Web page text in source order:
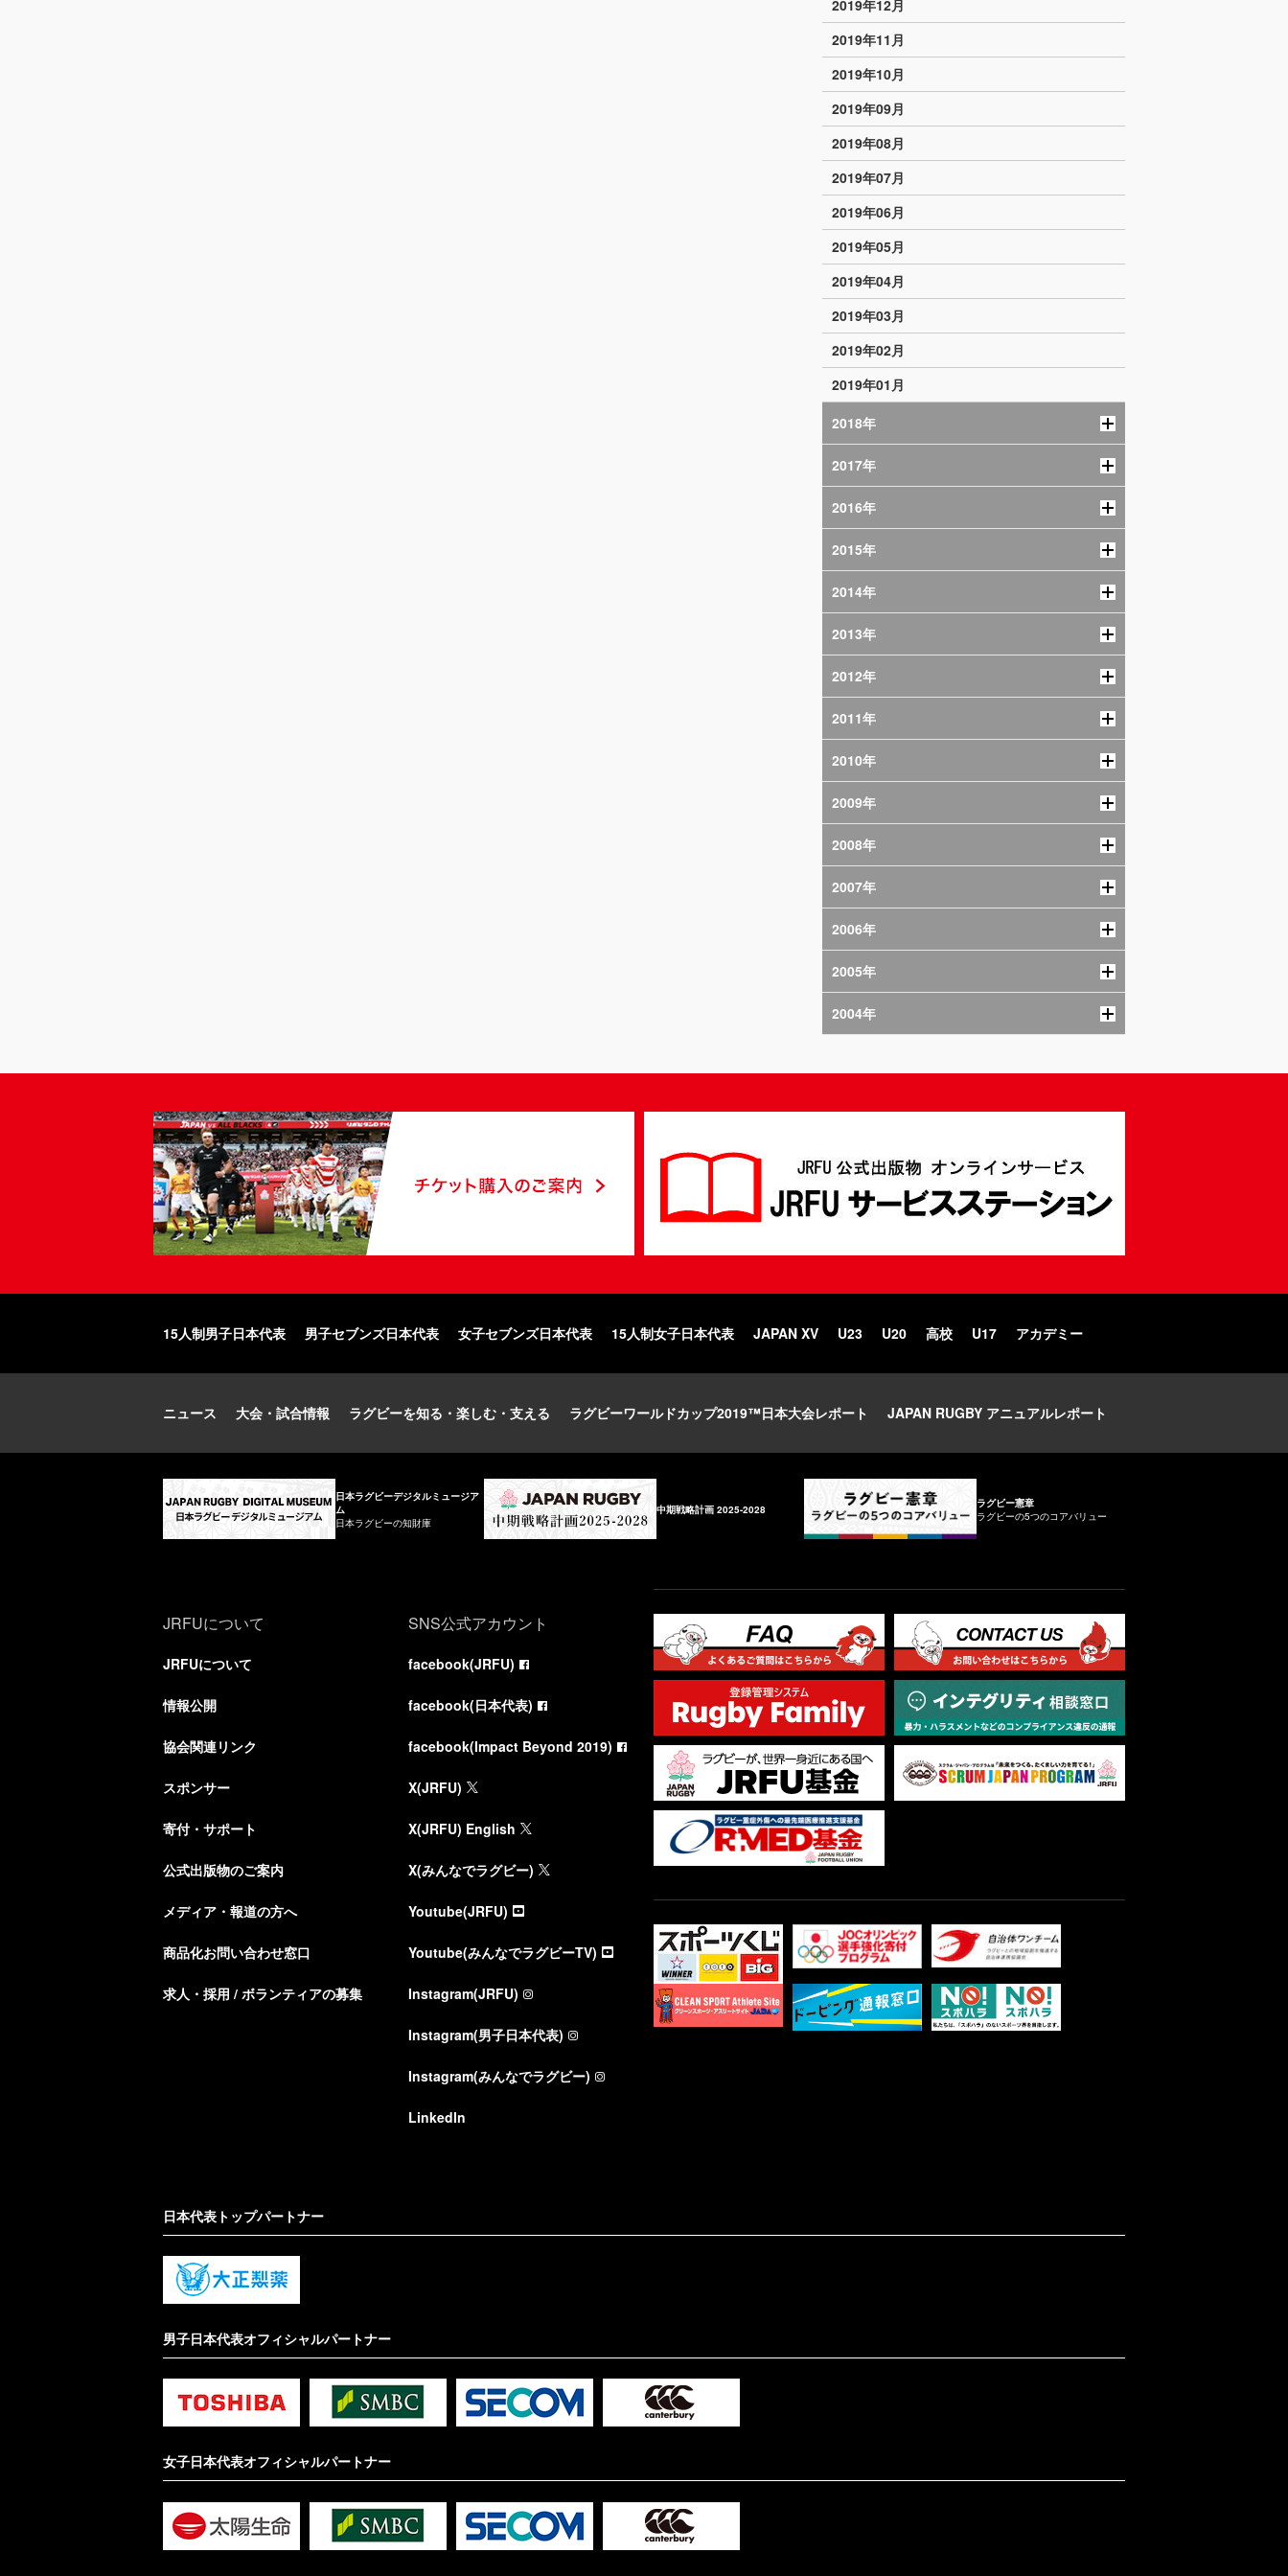
2019年12月
2019年11月
2019年10月
2019年09月
2019年08月
2019年07月
2019年06月
2019年05月
2019年04月
2019年03月
2019年02月
2019年01月
2018年
2017年
2016年
2015年
2014年
2013年
2012年
2011年
2010年
2009年
2008年
2007年
2006年
2005年
2004年
15人制男子日本代表 男子セブンズ日本代表 女子セブンズ日本代表 15人制女子日本代表 JAPAN XV U23 U20 高校 U17 アカデミー
ニュース 大会・試合情報 ラグビーを知る・楽しむ・支える ラグビーワールドカップ2019™日本大会レポート JAPAN RUGBY アニュアルレポート
日本ラグビーデジタルミュージア
ム
日本ラグビーの知財庫
中期戦略計画 2025-2028
ラグビー憲章
ラグビーの5つのコアバリュー
JRFUについて
JRFUについて
情報公開
協会関連リンク
スポンサー
寄付・サポート
公式出版物のご案内
メディア・報道の方へ
商品化お問い合わせ窓口
求人・採用 / ボランティアの募集
SNS公式アカウント
facebook(JRFU)
facebook(日本代表)
facebook(Impact Beyond 2019)
X(JRFU)
X(JRFU) English
X(みんなでラグビー)
Youtube(JRFU)
Youtube(みんなでラグビーTV)
Instagram(JRFU)
Instagram(男子日本代表)
Instagram(みんなでラグビー)
LinkedIn
日本代表トップパートナー
男子日本代表オフィシャルパートナー
女子日本代表オフィシャルパートナー